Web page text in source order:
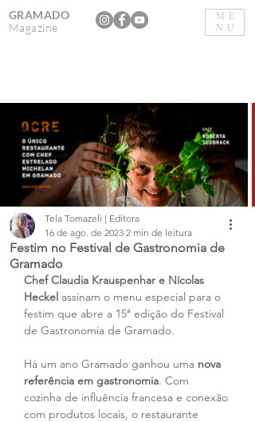
ME
NU
GRAMADO
Magazine
Festim no Festival de Gastronomia de
Gramado
Tela Tomazeli | Editora
16 de ago. de 2023 2 min de leitura
Chef Claudia Krauspenhar e Nícolas
Heckel assinam o menu especial para o
festim que abre a 15ª edição do Festival
de Gastronomia de Gramado.
Há um ano Gramado ganhou uma nova
referência em gastronomia. Com
cozinha de influência francesa e conexão
com produtos locais, o restaurante